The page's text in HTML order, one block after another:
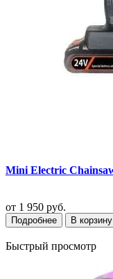
Mini Electric
от 1 950 руб.
Подробнее В корзину
Быстрый просмотр